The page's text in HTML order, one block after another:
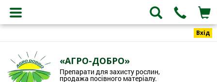
Вхід
«АГРО-ДОБРО»
Препарати для захисту рослин,
продажа посівного матеріалу.